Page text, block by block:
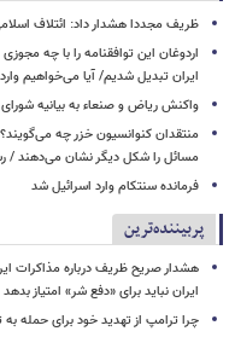
ظریف مجددا هشدار داد: ائتلاف
اردوغان این توافقنامه را با چه
ایران تبدیل شدیم/ آیا می‌خواهیم
واکنش ریاض و صنعاء به بیانیه
منتقدان کنوانسیون خزر چه
مسائل را شکل دیگر نشان می‌دهند /
فرمانده سنتکام وارد اسرائیل شد
پربیننده‌ترین
هشدار صریح ظریف درباره مذاکرات
ایران نباید برای «دفع شر» امتیاز بدهد
چرا ترامپ از تهدید خود برای حمله